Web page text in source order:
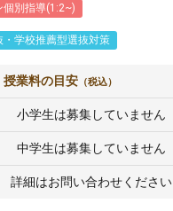
個別指導(1:2~)
・学校推薦型選抜対策
授業料の目安 （税込）
小学生は募集していません
中学生は募集していません
詳細はお問い合わせください